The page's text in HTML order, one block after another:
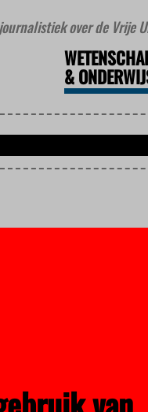
over de Vrije
&